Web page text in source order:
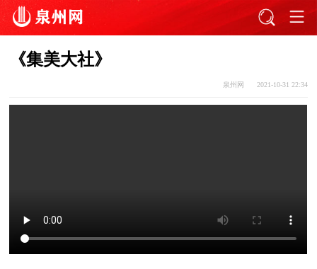
《集美大社》
泉州网 2021-10-31 22:34